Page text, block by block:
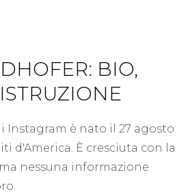
BIO,
Instagram è nato il 27 agosto
d'America. È cresciuta con la
nessuna informazione